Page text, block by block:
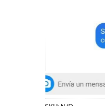
SKU:N/D
Categorías:Air Max